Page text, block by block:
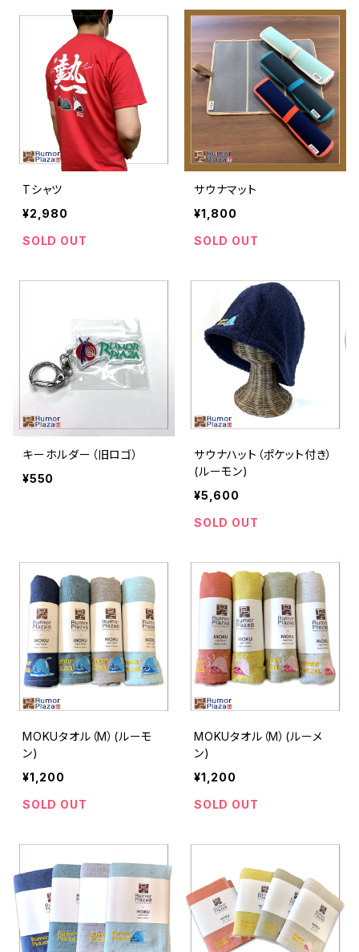
Tシャツ
¥2,980
SOLD OUT
サウナマット
¥1,800
SOLD OUT
キーホルダー（旧ロゴ）
¥550
サウナハット（ポケット付き）
(ルーモン)
¥5,600
SOLD OUT
MOKUタオル（M）(ルーモ
ン)
¥1,200
SOLD OUT
MOKUタオル（M）(ルーメ
ン)
¥1,200
SOLD OUT